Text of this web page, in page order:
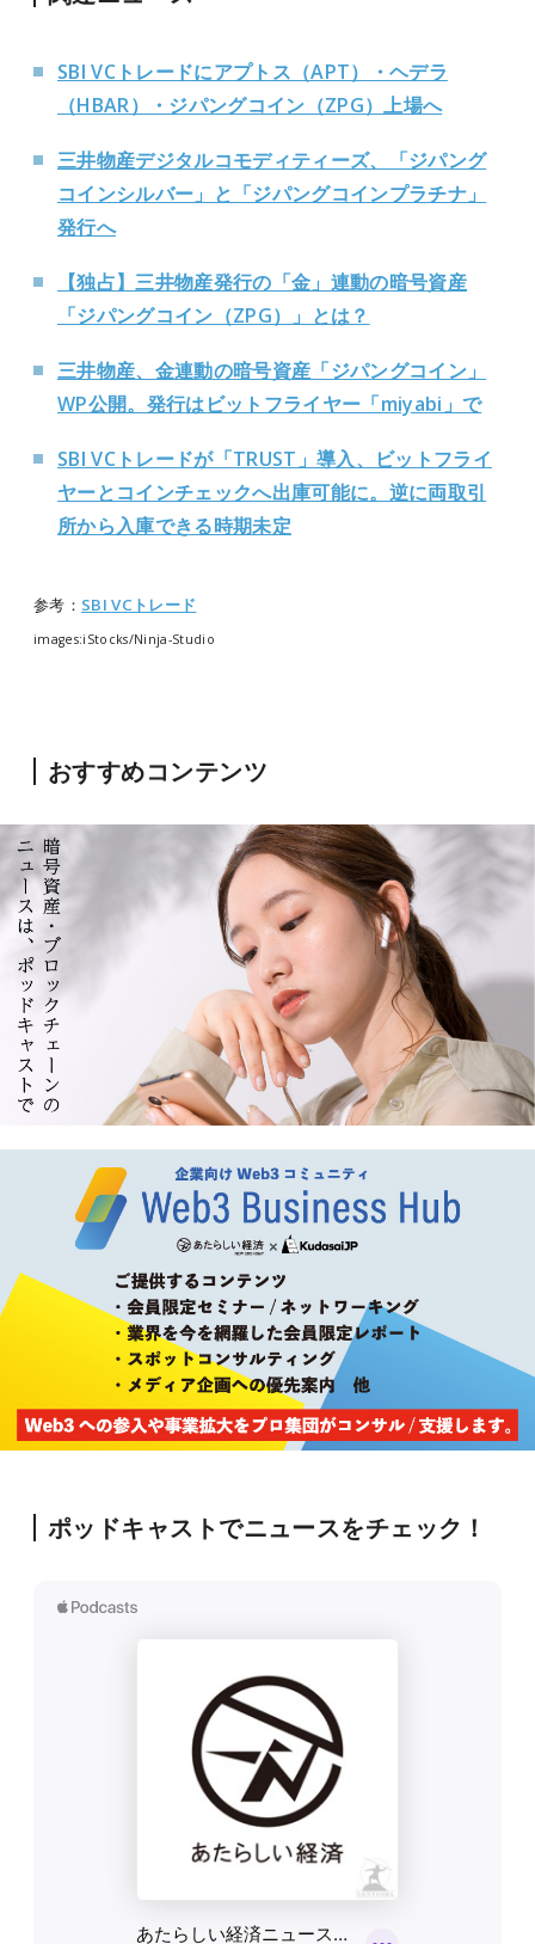
SBI VCトレードにアプトス（APT）・ヘデラ
（HBAR）・ジパングコイン（ZPG）上場へ
三井物産デジタルコモディティーズ、「ジパング
コインシルバー」と「ジパングコインプラチナ」
発行へ
【独占】三井物産発行の「金」連動の暗号資産
「ジパングコイン（ZPG）」とは？
三井物産、金連動の暗号資産「ジパングコイン」
WP公開。発行はビットフライヤー「miyabi」で
SBI VCトレードが「TRUST」導入、ビットフライ
ヤーとコインチェックへ出庫可能に。逆に両取引
所から入庫できる時期未定
参考： SBI VCトレード
images:iStocks/Ninja-Studio
おすすめコンテンツ
ポッドキャストでニュースをチェック！